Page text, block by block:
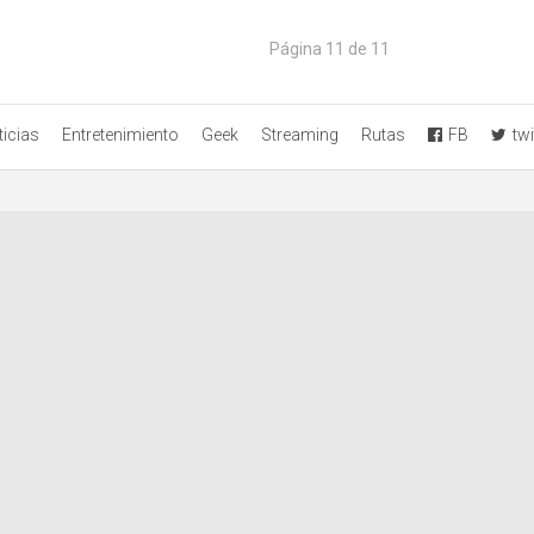
Página 11 de 11
Entretenimiento Geek Streaming Rutas FB